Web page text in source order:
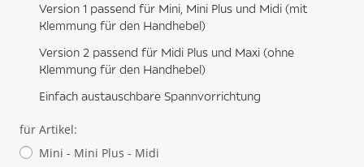
Version 1 passend für Mini, Mini Plus und Midi (mit
Klemmung für den Handhebel)
Version 2 passend für Midi Plus und Maxi (ohne
Klemmung für den Handhebel)
Einfach austauschbare Spannvorrichtung
für Artikel:
Mini - Mini Plus - Midi